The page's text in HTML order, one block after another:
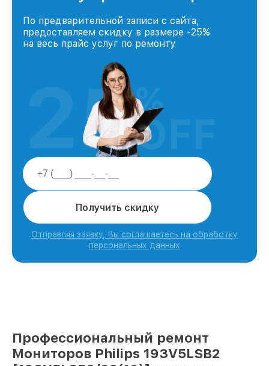
По предварительной записи с сайта,
предоставляем скидку в размере -25%
на весь прайс услуг по ремонту
Получить скидку
Отправляя заявку, Вы соглашаетесь на обработку
персональных данных
25%
OFF
Профессиональный ремонт
Мониторов Philips 193V5LSB2